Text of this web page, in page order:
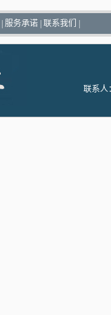
服务承诺 联系我们
联系人